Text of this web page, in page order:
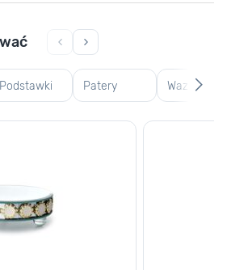
Podstawki
dekoracyjne
Patery
dekoracyjne
Wazony
szklane i